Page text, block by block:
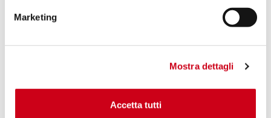
Marketing
Mostra dettagli
Accetta tutti